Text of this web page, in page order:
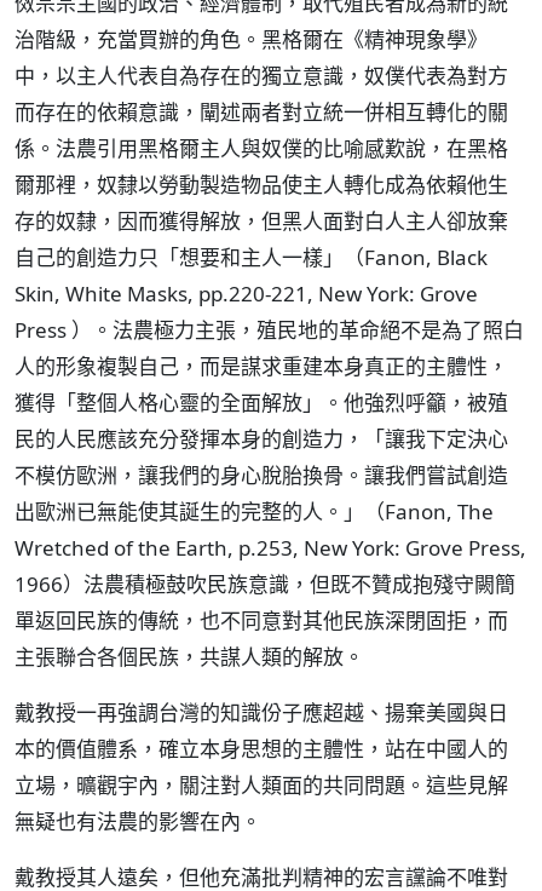
治階級，充當買辦的角色。黑格爾在《精神現象學》
中，以主人代表自為存在的獨立意識，奴僕代表為對方
而存在的依賴意識，闡述兩者對立統一併相互轉化的關
係。法農引用黑格爾主人與奴僕的比喻感歎說，在黑格
爾那裡，奴隸以勞動製造物品使主人轉化成為依賴他生
存的奴隸，因而獲得解放，但黑人面對白人主人卻放棄
自己的創造力只「想要和主人一樣」（Fanon, Black
Skin, White Masks, pp.220-221, New York: Grove
Press ）。法農極力主張，殖民地的革命絕不是為了照白
人的形象複製自己，而是謀求重建本身真正的主體性，
獲得「整個人格心靈的全面解放」。他強烈呼籲，被殖
民的人民應該充分發揮本身的創造力，「讓我下定決心
不模仿歐洲，讓我們的身心脫胎換骨。讓我們嘗試創造
出歐洲已無能使其誕生的完整的人。」（Fanon, The
Wretched of the Earth, p.253, New York: Grove Press,
1966）法農積極鼓吹民族意識，但既不贊成抱殘守闕簡
單返回民族的傳統，也不同意對其他民族深閉固拒，而
主張聯合各個民族，共謀人類的解放。
戴教授一再強調台灣的知識份子應超越、揚棄美國與日
本的價值體系，確立本身思想的主體性，站在中國人的
立場，曠觀宇內，關注對人類面的共同問題。這些見解
無疑也有法農的影響在內。
戴教授其人遠矣，但他充滿批判精神的宏言讜論不唯對